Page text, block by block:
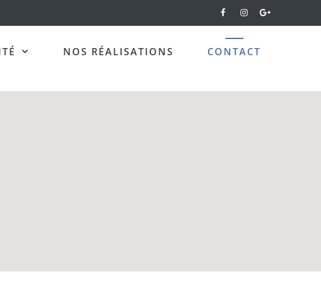
NOS RÉALISATIONS CONTACT